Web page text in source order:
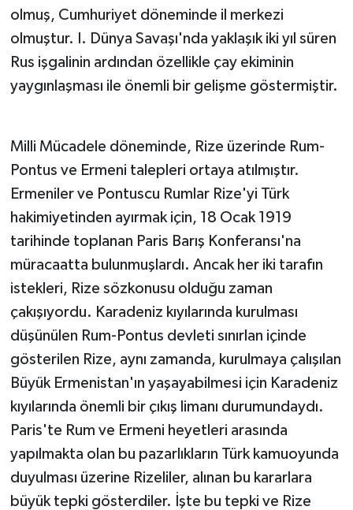
olmuş, Cumhuriyet döneminde il merkezi
olmuştur. I. Dünya Savaşı'nda yaklaşık iki yıl süren
Rus işgalinin ardından özellikle çay ekiminin
yaygınlaşması ile önemli bir gelişme göstermiştir.
Milli Mücadele döneminde, Rize üzerinde Rum-
Pontus ve Ermeni talepleri ortaya atılmıştır.
Ermeniler ve Pontuscu Rumlar Rize'yi Türk
hakimiyetinden ayırmak için, 18 Ocak 1919
tarihinde toplanan Paris Barış Konferansı'na
müracaatta bulunmuşlardı. Ancak her iki tarafın
istekleri, Rize sözkonusu olduğu zaman
çakışıyordu. Karadeniz kıyılarında kurulması
düşünülen Rum-Pontus devleti sınırlan içinde
gösterilen Rize, aynı zamanda, kurulmaya çalışılan
Büyük Ermenistan'ın yaşayabilmesi için Karadeniz
kıyılarında önemli bir çıkış limanı durumundaydı.
Paris'te Rum ve Ermeni heyetleri arasında
yapılmakta olan bu pazarlıkların Türk kamuoyunda
duyulması üzerine Rizeliler, alınan bu kararlara
büyük tepki gösterdiler. İşte bu tepki ve Rize